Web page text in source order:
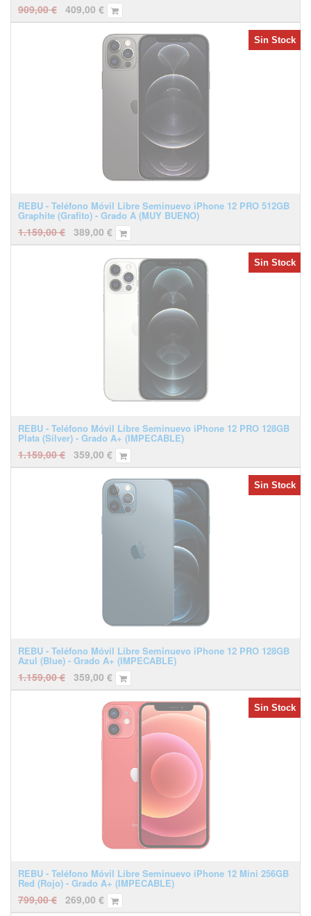
909,00€ 409,00 €
REBU - Teléfono Móvil Libre Seminuevo iPhone 12 PRO 512GB
Graphite (Grafito) - Grado A (MUY BUENO)
1.159,00€ 389,00 €
Sin Stock
REBU - Teléfono Móvil Libre Seminuevo iPhone 12 PRO 128GB
Plata (Silver) - Grado A+ (IMPECABLE)
1.159,00€ 359,00 €
Sin Stock
REBU - Teléfono Móvil Libre Seminuevo iPhone 12 PRO 128GB
Azul (Blue) - Grado A+ (IMPECABLE)
1.159,00€ 359,00 €
Sin Stock
REBU - Teléfono Móvil Libre Seminuevo iPhone 12 Mini 256GB
Red (Rojo) - Grado A+ (IMPECABLE)
799,00€ 269,00 €
Sin Stock